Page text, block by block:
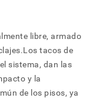
libre, armado
tacos de
sistema, dan las
y la
de los pisos, ya